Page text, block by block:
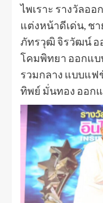
ไพเราะ รางวัลอ
แต่งหน้าดีเด่น, ช
ภัทรวุฒิ จิรวัฒน์ อ
โคมพิทยา ออกแ
รวมกลาง แบบแฟ
ทิพย์ มั่นทอง ออก